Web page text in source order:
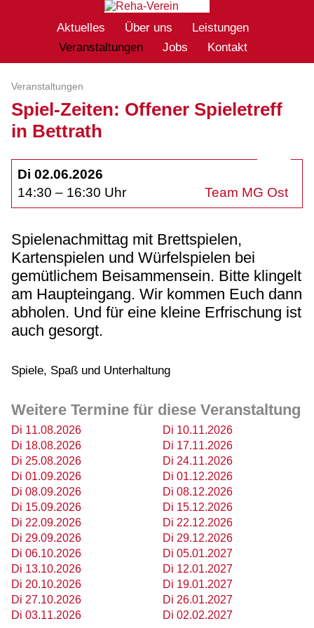
Aktuelles Über uns
Leistungen
Veranstaltungen
Jobs Kontakt
Veranstaltungen
Spiel-Zeiten: Offener Spieletreff
in Bettrath
Di 02.06.2026
14:30 – 16:30 Uhr
Team MG Ost
Spielenachmittag mit Brettspielen,
Kartenspielen und Würfelspielen bei
gemütlichem Beisammensein. Bitte klingelt
am Haupteingang. Wir kommen Euch dann
abholen. Und für eine kleine Erfrischung ist
auch gesorgt.
Spiele, Spaß und Unterhaltung
Weitere Termine für diese Veranstaltung
Di 11.08.2026
Di 18.08.2026
Di 25.08.2026
Di 01.09.2026
Di 08.09.2026
Di 15.09.2026
Di 22.09.2026
Di 29.09.2026
Di 06.10.2026
Di 13.10.2026
Di 20.10.2026
Di 27.10.2026
Di 03.11.2026
Di 10.11.2026
Di 17.11.2026
Di 24.11.2026
Di 01.12.2026
Di 08.12.2026
Di 15.12.2026
Di 22.12.2026
Di 29.12.2026
Di 05.01.2027
Di 12.01.2027
Di 19.01.2027
Di 26.01.2027
Di 02.02.2027